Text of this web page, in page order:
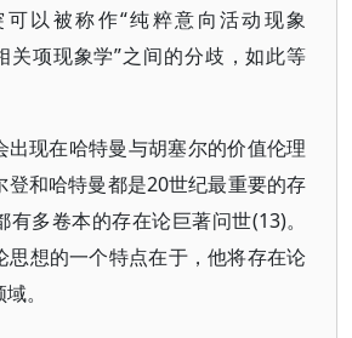
以被称作“纯粹意向活动现象
关项现象学”之间的分歧，如此等
出现在哈特曼与胡塞尔的价值伦理
登和哈特曼都是20世纪最重要的存
多卷本的存在论巨著问世(13)。
思想的一个特点在于，他将存在论
。